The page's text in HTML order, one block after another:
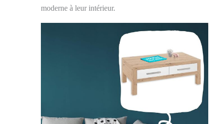
moderne à leur intérieur.